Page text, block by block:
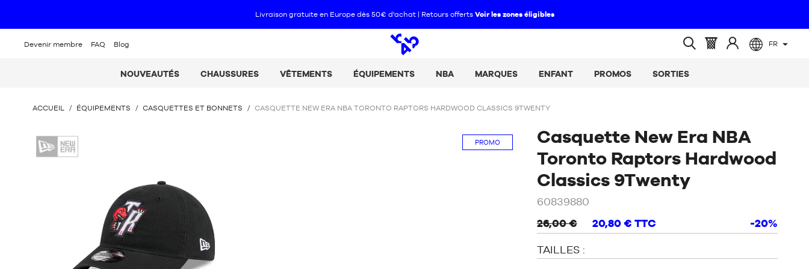
Livraison gratuite en Europe dès 50€ d'achat | Retours offerts Voir les zones éligibles
Devenir membre FAQ Blog FR
la
NOUVEAUTÉS CHAUSSURES VÊTEMENTS ÉQUIPEMENTS NBA MARQUES ENFANT PROMOS SORTIES
VOUS
ACCUEIL / ÉQUIPEMENTS / CASQUETTES ET BONNETS / CASQUETTE NEW ERA NBA TORONTO RAPTORS HARDWOOD CLASSICS 9TWENTY
Casquette New Era NBA
Toronto Raptors Hardwood
Classics 9Twenty/
60839880
26,00 €
20,80 € TTC -20%
TAILLES :
PROMO